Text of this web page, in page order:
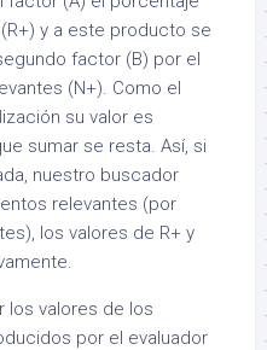
y a este producto se
factor (B) por el
(N+). Como el
su valor es
sumar se resta. Así, si
nuestro buscador
relevantes (por
los valores de R+ y
los valores de los
por el evaluador